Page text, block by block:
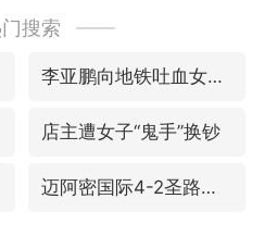
搜索
李亚鹏向地铁吐血女孩捐99999元
店主遭女子“鬼手”换钞
迈阿密国际4-2圣路易斯